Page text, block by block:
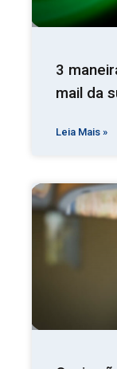
3
mail da
Leia Mais »